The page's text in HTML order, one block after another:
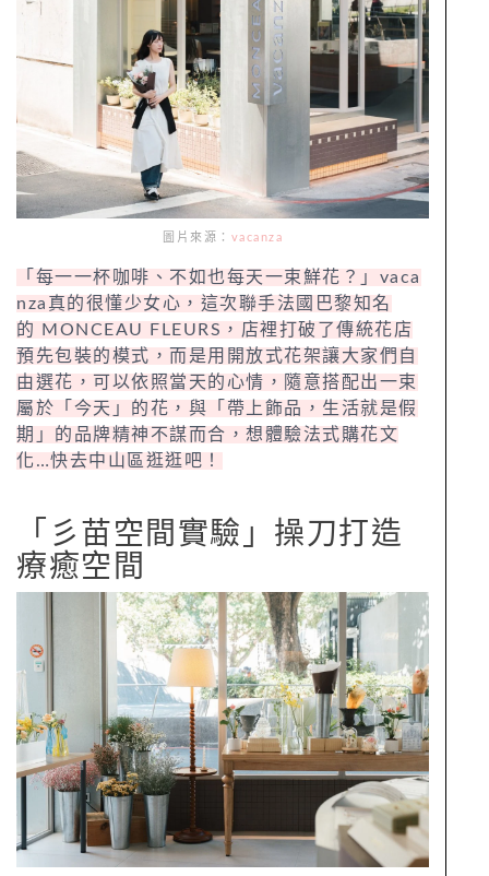
圖片來源： vacanza
「每一一杯咖啡、不如也每天一束鮮花？」vaca
nza真的很懂少女心，這次聯手法國巴黎知名
的 MONCEAU FLEURS，店裡打破了傳統花店
預先包裝的模式，而是用開放式花架讓大家們自
由選花，可以依照當天的心情，隨意搭配出一束
屬於「今天」的花，與「帶上飾品，生活就是假
期」的品牌精神不謀而合，想體驗法式購花文
化…快去中山區逛逛吧！
「彡苗空間實驗」操刀打造
療癒空間